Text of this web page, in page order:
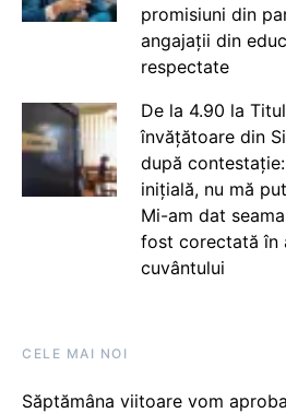
promisiuni din
angajații din
respectate
De la 4.90 la
învățătoare din
după
inițială, nu mă
Mi-am dat
fost corectată în
cuvântului
CELE MAI NOI
Săptămâna viitoare vom